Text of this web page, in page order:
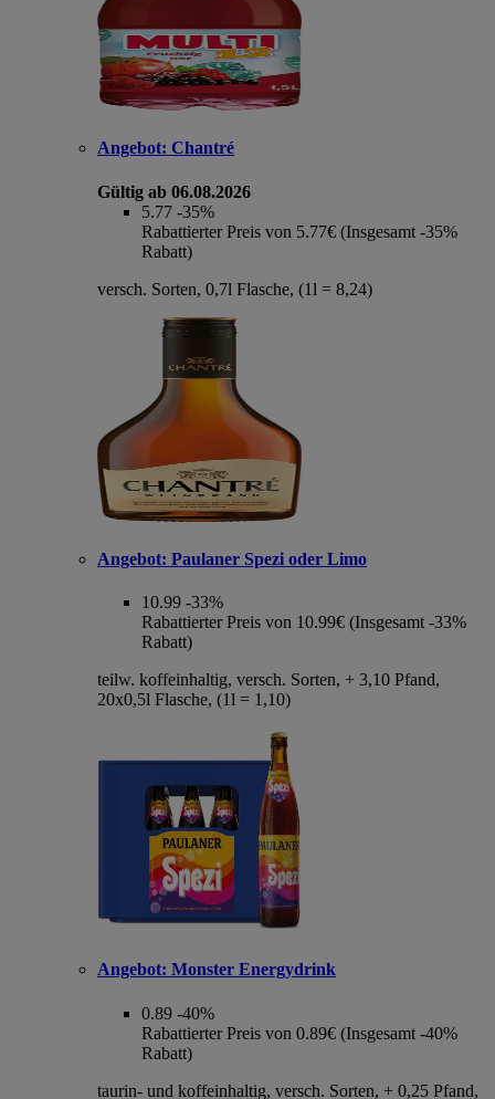
Angebot: Chantré
Gültig ab 06.08.2026
5.77 -35%
Rabattierter Preis von 5.77€ (Insgesamt -35%
Rabatt)
versch. Sorten, 0,7l Flasche, (1l = 8,24)
Angebot: Paulaner Spezi oder Limo
10.99 -33%
Rabattierter Preis von 10.99€ (Insgesamt -33%
Rabatt)
teilw. koffeinhaltig, versch. Sorten, + 3,10 Pfand,
20x0,5l Flasche, (1l = 1,10)
Angebot: Monster Energydrink
0.89 -40%
Rabattierter Preis von 0.89€ (Insgesamt -40%
Rabatt)
taurin- und koffeinhaltig, versch. Sorten, + 0,25 Pfand,